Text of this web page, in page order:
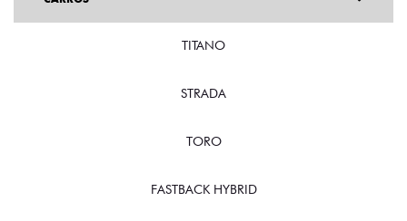
TITANO
STRADA
TORO
FASTBACK HYBRID